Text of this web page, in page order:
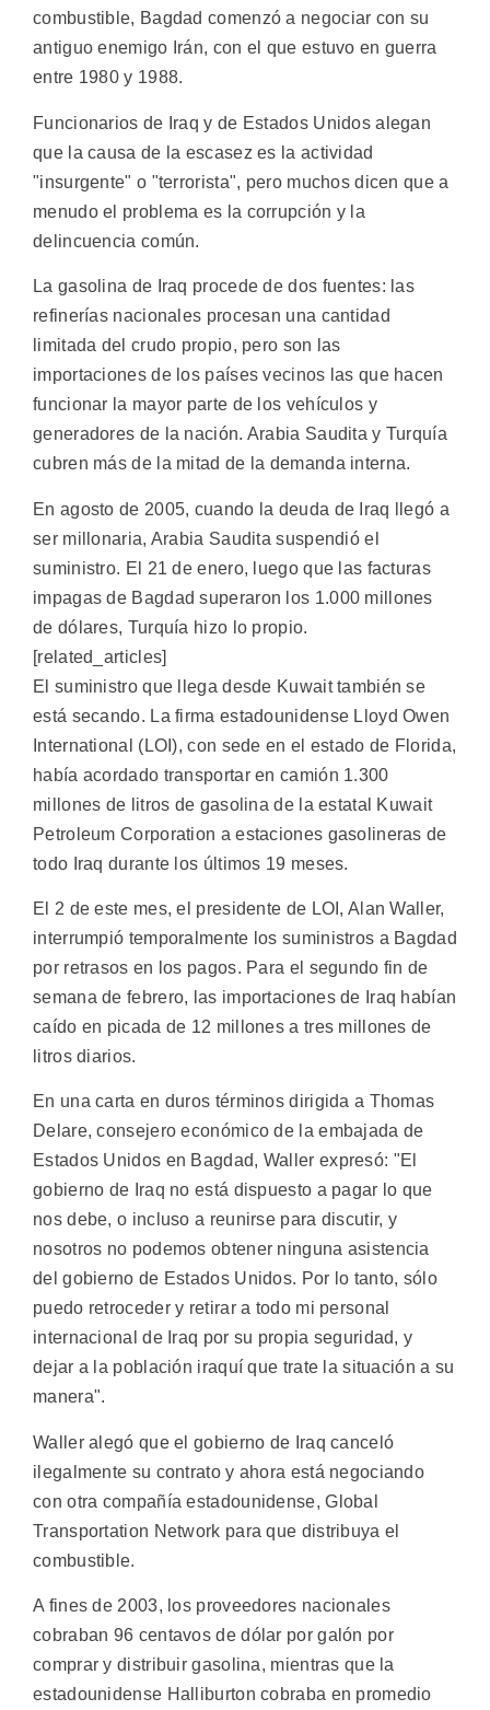
combustible, Bagdad comenzó a negociar con su
antiguo enemigo Irán, con el que estuvo en guerra
entre 1980 y 1988.
Funcionarios de Iraq y de Estados Unidos alegan
que la causa de la escasez es la actividad
"insurgente" o "terrorista", pero muchos dicen que a
menudo el problema es la corrupción y la
delincuencia común.
La gasolina de Iraq procede de dos fuentes: las
refinerías nacionales procesan una cantidad
limitada del crudo propio, pero son las
importaciones de los países vecinos las que hacen
funcionar la mayor parte de los vehículos y
generadores de la nación. Arabia Saudita y Turquía
cubren más de la mitad de la demanda interna.
En agosto de 2005, cuando la deuda de Iraq llegó a
ser millonaria, Arabia Saudita suspendió el
suministro. El 21 de enero, luego que las facturas
impagas de Bagdad superaron los 1.000 millones
de dólares, Turquía hizo lo propio.
[related_articles]
El suministro que llega desde Kuwait también se
está secando. La firma estadounidense Lloyd Owen
International (LOI), con sede en el estado de Florida,
había acordado transportar en camión 1.300
millones de litros de gasolina de la estatal Kuwait
Petroleum Corporation a estaciones gasolineras de
todo Iraq durante los últimos 19 meses.
El 2 de este mes, el presidente de LOI, Alan Waller,
interrumpió temporalmente los suministros a Bagdad
por retrasos en los pagos. Para el segundo fin de
semana de febrero, las importaciones de Iraq habían
caído en picada de 12 millones a tres millones de
litros diarios.
En una carta en duros términos dirigida a Thomas
Delare, consejero económico de la embajada de
Estados Unidos en Bagdad, Waller expresó: "El
gobierno de Iraq no está dispuesto a pagar lo que
nos debe, o incluso a reunirse para discutir, y
nosotros no podemos obtener ninguna asistencia
del gobierno de Estados Unidos. Por lo tanto, sólo
puedo retroceder y retirar a todo mi personal
internacional de Iraq por su propia seguridad, y
dejar a la población iraquí que trate la situación a su
manera".
Waller alegó que el gobierno de Iraq canceló
ilegalmente su contrato y ahora está negociando
con otra compañía estadounidense, Global
Transportation Network para que distribuya el
combustible.
A fines de 2003, los proveedores nacionales
cobraban 96 centavos de dólar por galón por
comprar y distribuir gasolina, mientras que la
estadounidense Halliburton cobraba en promedio